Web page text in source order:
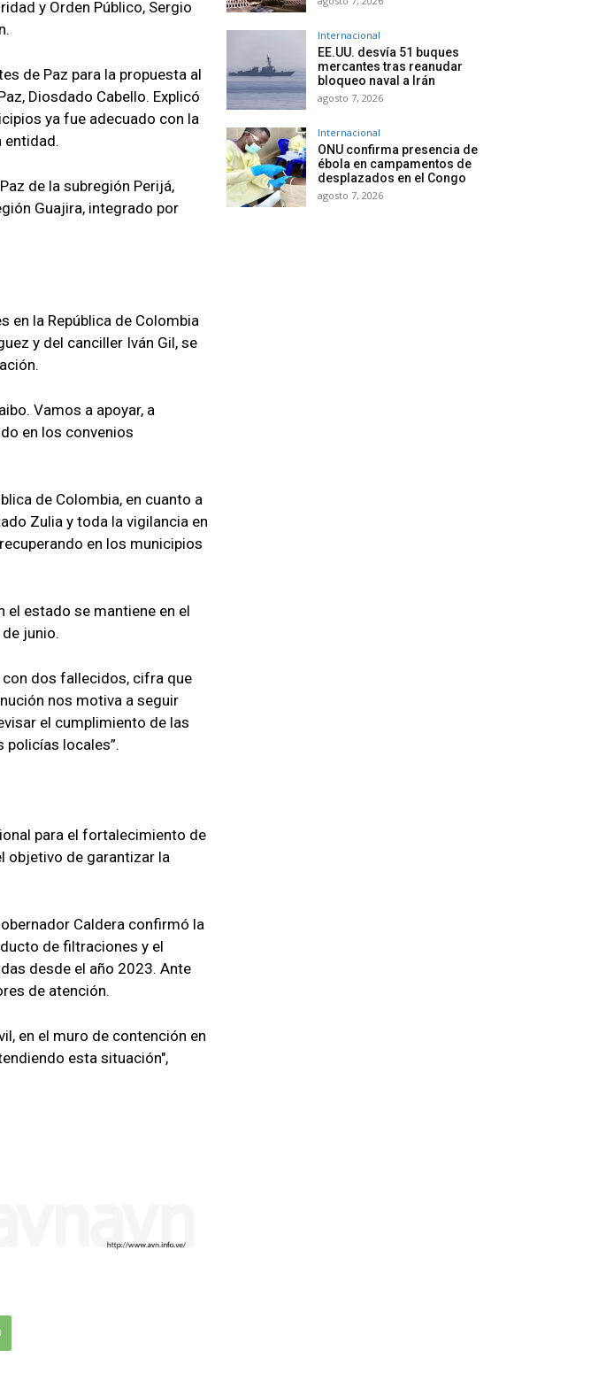
y Orden Público, Sergio
de Paz para la propuesta al
Diosdado Cabello. Explicó
ya fue adecuado con la
entidad.
de la subregión Perijá,
Guajira, integrado por
en la República de Colombia
y del canciller Iván Gil, se
Vamos a apoyar, a
en los convenios
de Colombia, en cuanto a
Zulia y toda la vigilancia en
en los municipios
el estado se mantiene en el
junio.
dos fallecidos, cifra que
nos motiva a seguir
el cumplimiento de las
locales”.
para el fortalecimiento de
objetivo de garantizar la
Caldera confirmó la
de filtraciones y el
desde el año 2023. Ante
de atención.
en el muro de contención en
esta situación",
Internacional
EE.UU. desvía 51 buques
mercantes tras reanudar
bloqueo naval a Irán
agosto 7, 2026
Internacional
ONU confirma presencia de
ébola en campamentos de
desplazados en el Congo
agosto 7, 2026